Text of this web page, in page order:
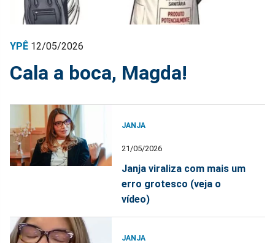
YPÊ 12/05/2026
Cala a boca, Magda!
JANJA
21/05/2026
Janja viraliza com mais um
erro grotesco (veja o
vídeo)
JANJA